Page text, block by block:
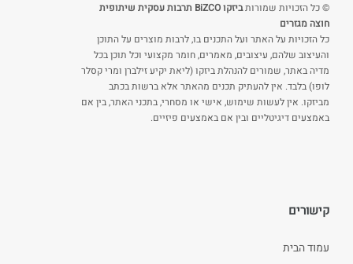
© כל הזכויות שמורות
ביזקו BiZCO תרבות עסקית שיתופית
חוצה מגזרים
כל הזכויות על האתר ועל התכנים בו, לרבות מוצרים על התוכן
והעיצוב שלהם, עיצובים, מאמרים, חומר מקצועי וכל תוכן בכל
מדיה באתר, שמורים להנהלת ביזקו (ליאת יקיע זילברן ומרי קסלר
לופו) בלבד. אין להעתיק תכנים מהאתר אלא ברשות בכתב
מביזקו. אין לעשות שימוש, אישי או מסחרי, בתכני האתר, בין אם
באמצעים דיגיטליים ובין אם באמצעים פיזיים.
קישורים
עמוד הבית